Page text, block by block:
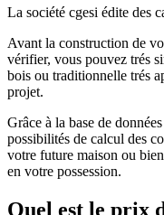
La société cgesi édite des
Avant la construction de
vérifier, vous pouvez trés
bois ou traditionnelle trés
projet.
Grâce à la base de
possibilités de calcul des
votre future maison ou
en votre possession.
Quel est le prix